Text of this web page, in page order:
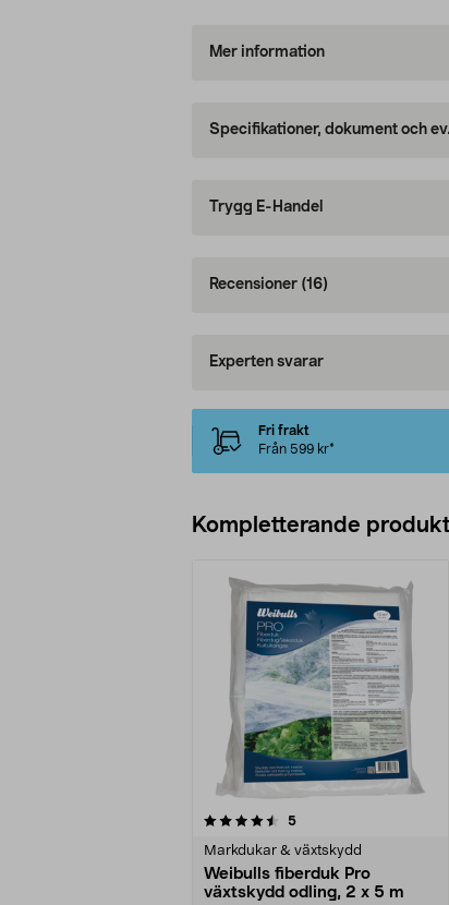
Mer information
Specifikationer, dokument och
Trygg E-Handel
Recensioner (16)
Experten svarar
Fri frakt
Från 599 kr*
Kompletterande
5recensioner
Markdukar & växtskydd
Weibulls fiberduk Pro
växtskydd odling, 2 x 5 m